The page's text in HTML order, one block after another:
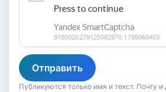
Отправить
Публикуются только имя и текст. Почту